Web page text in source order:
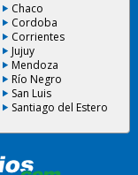
Chaco
Cordoba
Corrientes
Jujuy
Mendoza
Río Negro
San Luis
Santiago del Estero